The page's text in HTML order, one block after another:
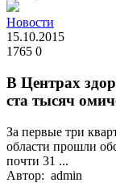
Новости
15.10.2015
1765 0
В Центрах
ста тысяч
За первые три
области прошли
почти 31 ...
Автор: admin